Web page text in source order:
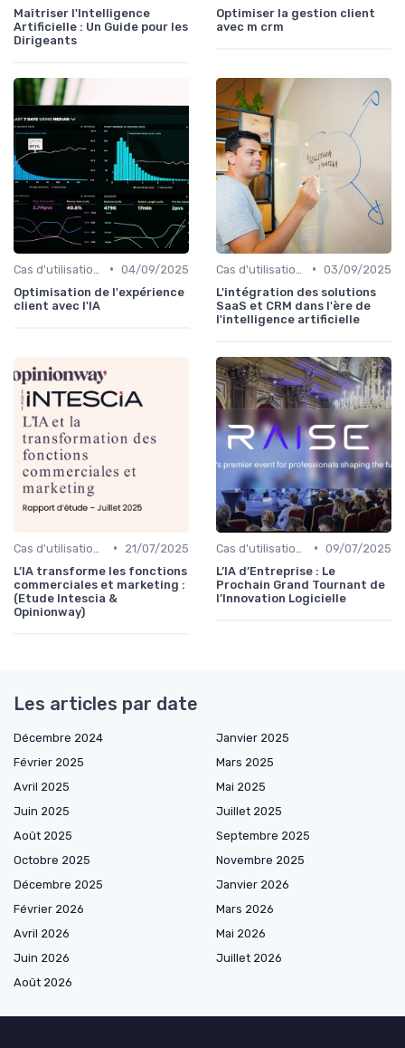
Maîtriser l'Intelligence
Artificielle : Un Guide pour les
Dirigeants
Optimiser la gestion client
avec m crm
• 04/09/2025
Optimisation de l'expérience
client avec l'IA
• 03/09/2025
L'intégration des solutions
SaaS et CRM dans l'ère de
l'intelligence artificielle
•
21/07/2025
L’IA transforme les fonctions
commerciales et marketing :
(Etude Intescia &
Opinionway)
• 09/07/2025
L’IA d’Entreprise : Le
Prochain Grand Tournant de
l’Innovation Logicielle
Les articles par date
Décembre 2024
Janvier 2025
Février 2025
Mars 2025
Avril 2025
Mai 2025
Juin 2025
Juillet 2025
Août 2025
Septembre 2025
Octobre 2025
Novembre 2025
Décembre 2025
Janvier 2026
Février 2026
Mars 2026
Avril 2026
Mai 2026
Juin 2026
Juillet 2026
Août 2026